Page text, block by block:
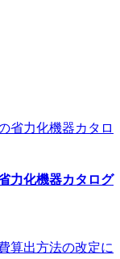
力化機器カタログ